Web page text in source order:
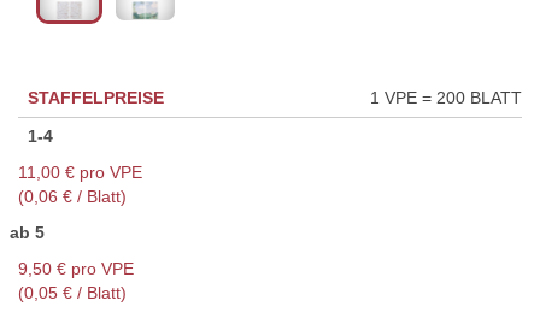
STAFFELPREISE
1 VPE = 200 BLATT
1-4
11,00 € pro VPE
(0,06 € / Blatt)
ab 5
9,50 € pro VPE
(0,05 € / Blatt)